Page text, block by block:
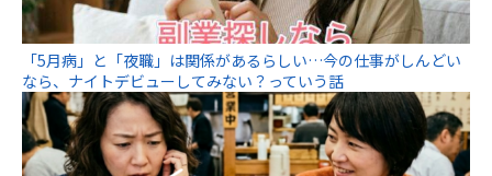
「5月病」と「夜職」は関係があるらしい…今の仕事がしんどい
なら、ナイトデビューしてみない？っていう話